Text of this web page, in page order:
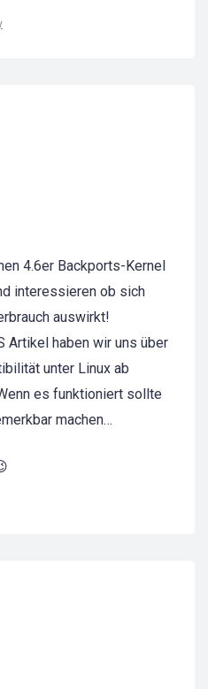
4.6er Backports-Kernel
interessieren ob sich
auswirkt!
Artikel haben wir uns über
unter Linux ab
es funktioniert sollte
machen…